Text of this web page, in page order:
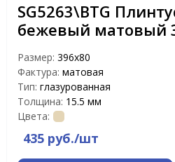
SG5263\BTG
бежевый матовый
Размер: 396х80
Фактура: матовая
Тип: глазурованная
Толщина: 15.5 мм
Цвета:
435 руб./шт